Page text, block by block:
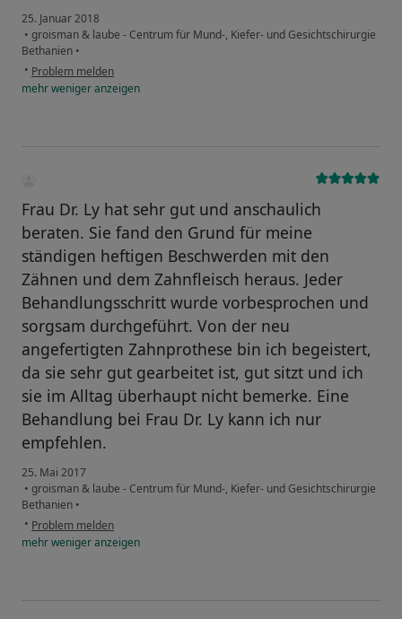
25. Januar 2018
• groisman & laube - Centrum für Mund-, Kiefer- und Gesichtschirurgie
Bethanien •
• Problem melden
mehrwenigeranzeigen
Frau Dr. Ly hat sehr gut und anschaulich
beraten. Sie fand den Grund für meine
ständigen heftigen Beschwerden mit den
Zähnen und dem Zahnfleisch heraus. Jeder
Behandlungsschritt wurde vorbesprochen und
sorgsam durchgeführt. Von der neu
angefertigten Zahnprothese bin ich begeistert,
da sie sehr gut gearbeitet ist, gut sitzt und ich
sie im Alltag überhaupt nicht bemerke. Eine
Behandlung bei Frau Dr. Ly kann ich nur
empfehlen.
25. Mai 2017
• groisman & laube - Centrum für Mund-, Kiefer- und Gesichtschirurgie
Bethanien •
• Problem melden
mehrwenigeranzeigen